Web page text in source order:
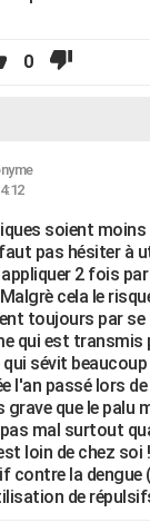
0
soient
pas hésiter à
2 fois
cela le
toujours par se
qui est transmis
sévit
l'an passé lors
que le palu
mal surtout
loin de chez soi
contre la dengue
de